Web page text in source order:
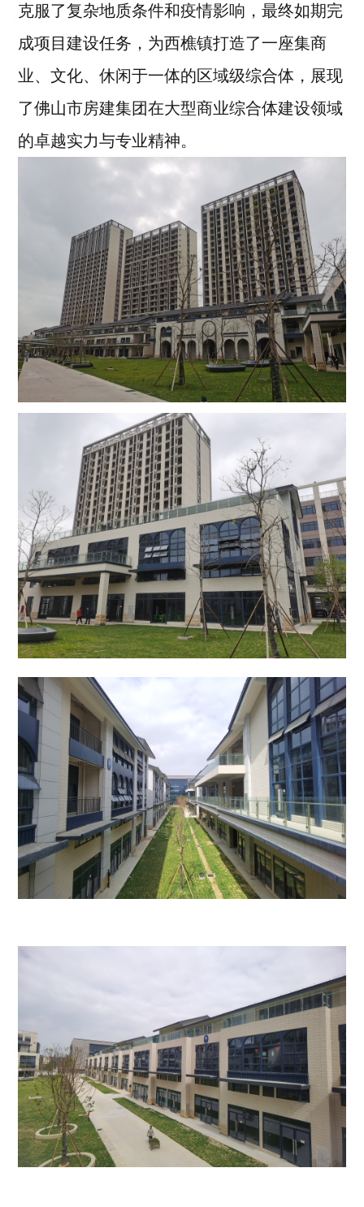
克服了复杂地质条件和疫情影响，最终如期完
成项目建设任务，为西樵镇打造了一座集商
业、文化、休闲于一体的区域级综合体，展现
了佛山市房建集团在大型商业综合体建设领域
的卓越实力与专业精神。